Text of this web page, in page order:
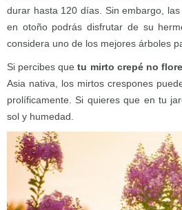
durar hasta 120 días. Sin embargo,
en otoño podrás disfrutar de su
considera uno de los mejores árboles
Si percibes quetu mirto crepé no
Asia nativa, los mirtos crespones
prolíficamente. Si quieres que en tu
sol y humedad.